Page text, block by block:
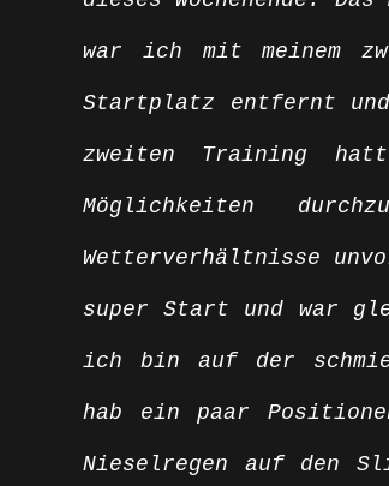
war ich mit meinem
Startplatz entfernt
zweiten Training
Möglichkeiten
Wetterverhältnisse
super Start und war
ich bin auf der
hab ein paar
Nieselregen auf den